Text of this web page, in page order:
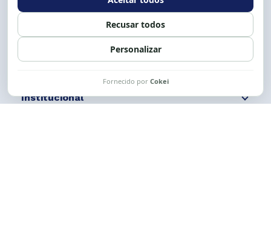
Siga nossas redes Fale conosco
Institucional